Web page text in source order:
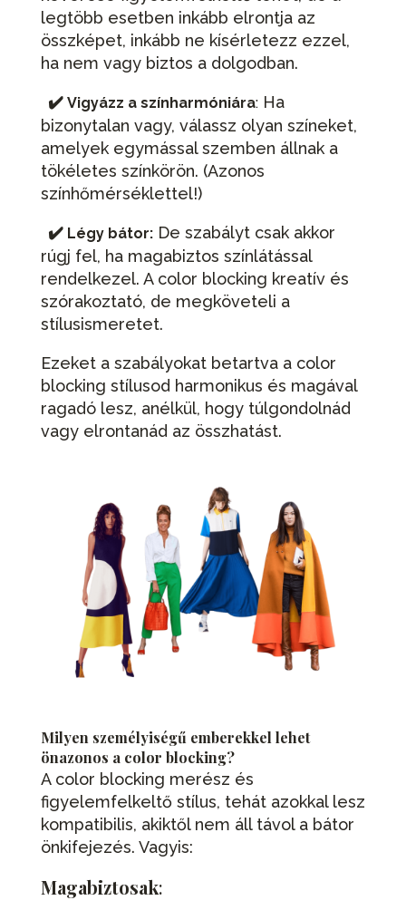
legtöbb esetben inkább elrontja az
összképet, inkább ne kísérletezz ezzel,
ha nem vagy biztos a dolgodban.
✔️ Vigyázz a színharmóniára:Ha
bizonytalan vagy, válassz olyan színeket,
amelyek egymással szemben állnak a
tökéletes színkörön. (Azonos
színhőmérséklettel!)
✔️ Légy bátor:De szabályt csak akkor
rúgj fel, ha magabiztos színlátással
rendelkezel. A color blocking kreatív és
szórakoztató, de megköveteli a
stílusismeretet.
Ezeket a szabályokat betartva a color
blocking stílusod harmonikus és magával
ragadó lesz, anélkül, hogy túlgondolnád
vagy elrontanád az összhatást.
Milyen személyiségű emberekkel lehet
önazonos a color blocking?
A color blocking merész és
figyelemfelkeltő stílus, tehát azokkal lesz
kompatibilis, akiktől nem áll távol a bátor
önkifejezés. Vagyis:
Magabiztosak: